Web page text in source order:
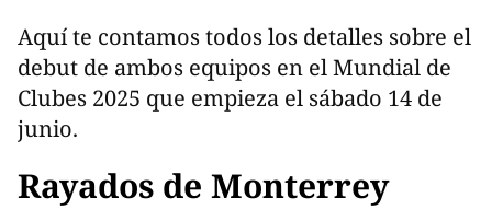
Aquí te contamos todos los detalles sobre el
debut de ambos equipos en el Mundial de
Clubes 2025 que empieza el sábado 14 de
junio.
Rayados de Monterrey